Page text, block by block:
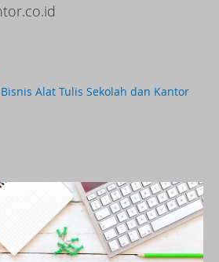
Alat Tulis Sekolah dan Kantor